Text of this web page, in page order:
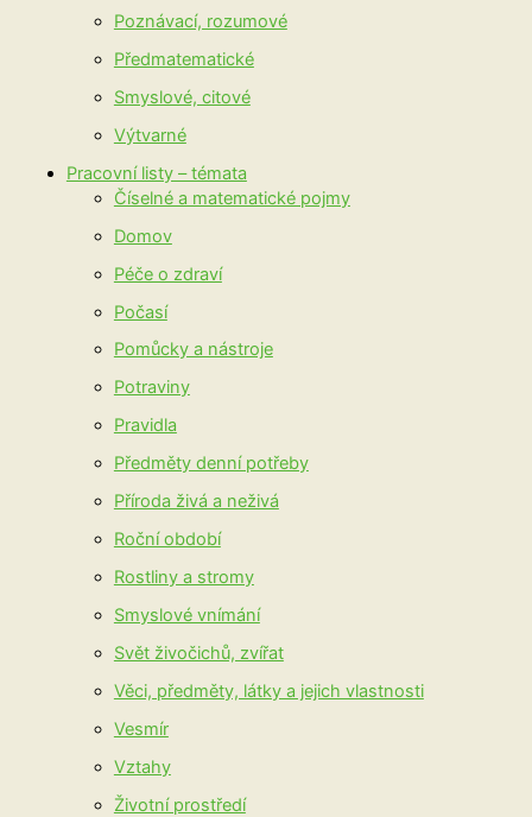
Poznávací, rozumové
Předmatematické
Smyslové, citové
Výtvarné
Pracovní listy – témata
Číselné a matematické pojmy
Domov
Péče o zdraví
Počasí
Pomůcky a nástroje
Potraviny
Pravidla
Předměty denní potřeby
Příroda živá a neživá
Roční období
Rostliny a stromy
Smyslové vnímání
Svět živočichů, zvířat
Věci, předměty, látky a jejich vlastnosti
Vesmír
Vztahy
Životní prostředí